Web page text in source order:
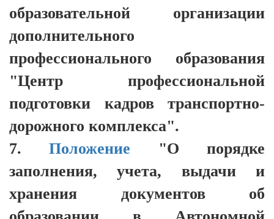
образовательной организации
дополнительного
профессионального образования
"Центр профессиональной
подготовки кадров транспортно-
дорожного комплекса".
7.Положение "О порядке
заполнения, учета, выдачи и
хранения документов об